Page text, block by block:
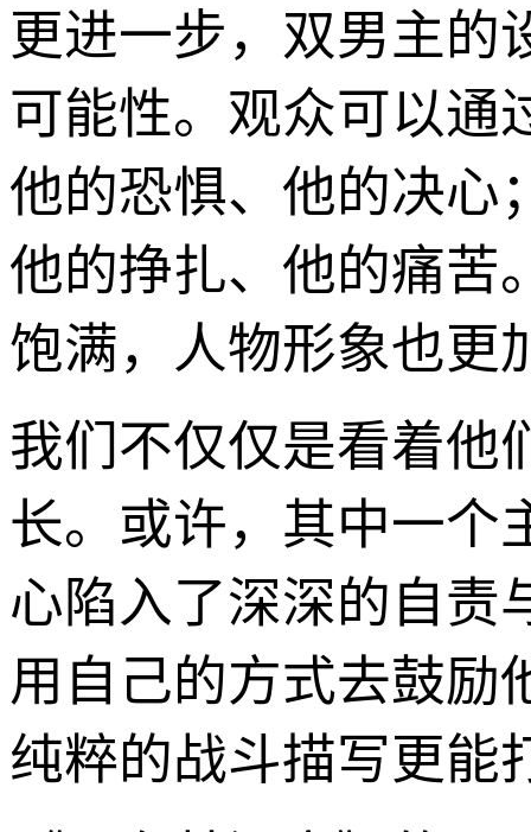
更进一步，双男主的
可能性。观众可以通
他的恐惧、他的决心
他的挣扎、他的痛苦
饱满，人物形象也更
我们不仅仅是看着他
长。或许，其中一个
心陷入了深深的自责
用自己的方式去鼓励
纯粹的战斗描写更能